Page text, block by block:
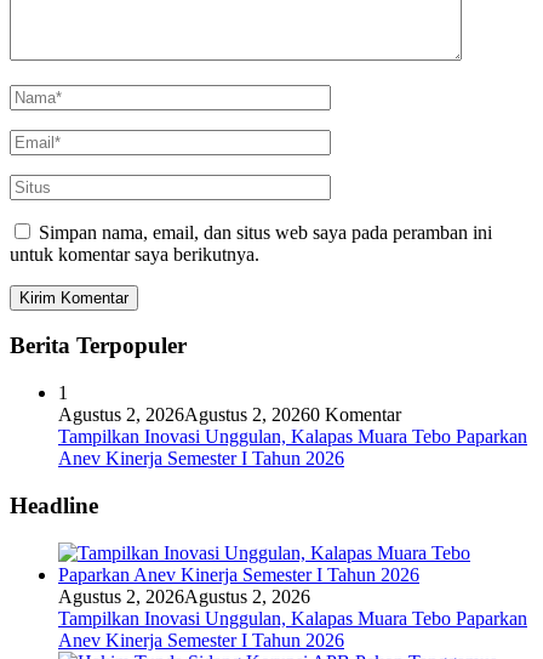
Simpan nama, email, dan situs web saya pada peramban ini
untuk komentar saya berikutnya.
Berita Terpopuler
1
Agustus 2, 2026Agustus 2, 20260 Komentar
Tampilkan Inovasi Unggulan, Kalapas Muara Tebo Paparkan
Anev Kinerja Semester I Tahun 2026
Headline
Agustus 2, 2026Agustus 2, 2026
Tampilkan Inovasi Unggulan, Kalapas Muara Tebo Paparkan
Anev Kinerja Semester I Tahun 2026